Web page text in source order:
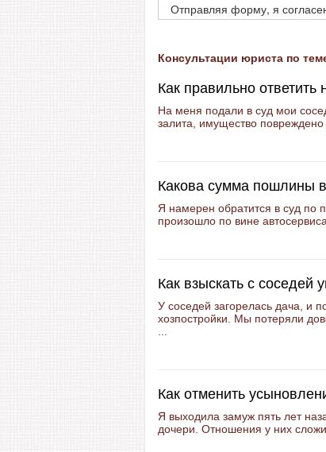
Отправляя форму, я
Консультации юриста по
Как правильно
На меня подали в суд мои
залита, имущество повреждено
Какова сумма пошлины
Я намерен обратится в суд по
произошло по вине
Как взыскать с соседей
У соседей загорелась дача, и
хозпостройки. Мы потеряли
Как отменить
Я выходила замуж пять лет
дочери. Отношения у них